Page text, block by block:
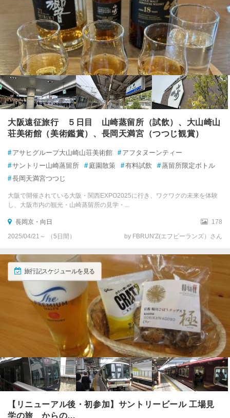
大阪遠征旅行 ５日目 山崎蒸留所（試飲）、大山崎山
荘美術館（美術鑑賞）、長岡天満宮（つつじ観賞）
# アサヒグループ大山崎山荘美術館 # アフタヌーンティー
#サントリー山崎蒸留所 # 庭園散策 #有料試飲 #蒸留所限定ボトル
#長岡天満宮つつじ
大阪で開催されている大阪・関西EXPO2025に行き、ワクワクの未来を体験
し、大阪市内の観光・山崎蒸留所の見学・...
長岡京・向日
178
2025/04/21～ （5日間）
by FBRUN'Z(エフビーランズ）さん
旅行記スケジュールを見る
【リニューアル後・初参加】サントリービール 工場見
学の旅 からの…